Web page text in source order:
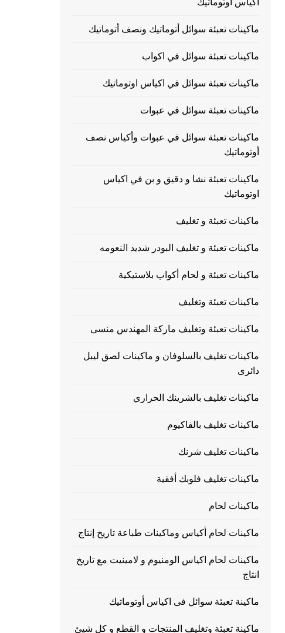
اكياس اوتوماتيك
ماكينات تعبئة سوائل أتوماتيك ونصف أتوماتيك
ماكينات تعبئة سوائل في اكواب
ماكينات تعبئة سوائل في اكياس اوتوماتيك
ماكينات تعبئة سوائل في عبوات
ماكينات تعبئة سوائل في عبوات وأكياس نصف
أوتوماتيك
ماكينات تعبئة نشا و دقيق و بن في اكياس
اوتوماتيك
ماكينات تعبئة و تغليف
ماكينات تعبئة و تغليف البودر شديد النعومه
ماكينات تعبئة و لحام أكواب بلاستيكية
ماكينات تعبئة وتغليف
ماكينات تعبئة وتغليف ماركة المهندس منسى
ماكينات تغليف بالسلوفان و ماكينات لصق ليبل
دائرى
ماكينات تغليف بالشرينك الحراري
ماكينات تغليف بالفاكيوم
ماكينات تغليف شرنك
ماكينات تغليف فلوبك أفقية
ماكينات لحام
ماكينات لحام أكياس وماكينات طباعة تاريخ إنتاج
ماكينات لحام اكياس الومنيوم و لامينيت مع تاريخ
انتاج
ماكينة تعبئة سوائل فى اكياس أوتوماتيك
ماكينة تعبئة وتغليف المنتجات و القطع و كل شيئ